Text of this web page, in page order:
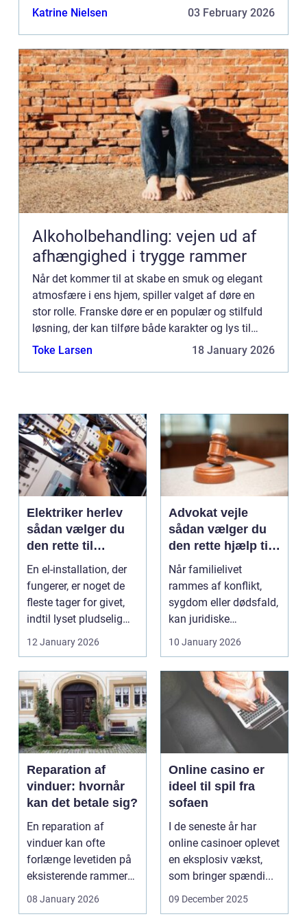
ethvert rum. I denne artikel vil vi udforske
Katrine Nielsen 03 February 2026
Alkoholbehandling: vejen ud af
afhængighed i trygge rammer
Når det kommer til at skabe en smuk og elegant
atmosfære i ens hjem, spiller valget af døre en
stor rolle. Franske døre er en populær og stilfuld
løsning, der kan tilføre både karakter og lys til
ethvert rum. I denne artikel vil vi udforske
Toke Larsen 18 January 2026
Elektriker herlev
sådan vælger du
den rette til
opgaven
En el-installation, der
fungerer, er noget de
fleste tager for givet,
indtil lyset pludselig
går, el...
12 January 2026
Advokat vejle
sådan vælger du
den rette hjælp til
familien
Når familielivet
rammes af konflikt,
sygdom eller dødsfald,
kan juridiske
spørgsmål hurtigt
10 January 2026
Reparation af
vinduer: hvornår
kan det betale sig?
En reparation af
vinduer kan ofte
forlænge levetiden på
eksisterende rammer
og glas med ...
08 January 2026
Online casino er
ideel til spil fra
sofaen
I de seneste år har
online casinoer oplevet
en eksplosiv vækst,
som bringer spændi...
09 December 2025